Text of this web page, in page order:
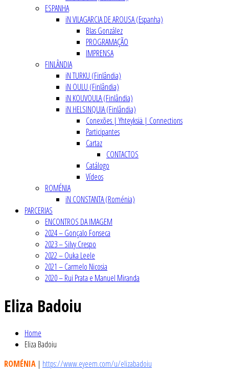
ESPANHA
iN VILAGARCIA DE AROUSA (Espanha)
Blas González
PROGRAMAÇÃO
IMPRENSA
FINLÂNDIA
iN TURKU (Finlândia)
iN OULU (Finlândia)
iN KOUVOULA (Finlândia)
iN HELSINQUIA (Finlândia)
Conexões | Yhteyksiä | Connections
Participantes
Cartaz
CONTACTOS
Catálogo
Vídeos
ROMÉNIA
iN CONSTANTA (Roménia)
PARCERIAS
ENCONTROS DA IMAGEM
2024 – Gonçalo Fonseca
2023 – Silvy Crespo
2022 – Ouka Leele
2021 – Carmelo Nicosia
2020 – Rui Prata e Manuel Miranda
Eliza Badoiu
Home
Eliza Badoiu
ROMÉNIA | https://www.eyeem.com/u/elizabadoiu